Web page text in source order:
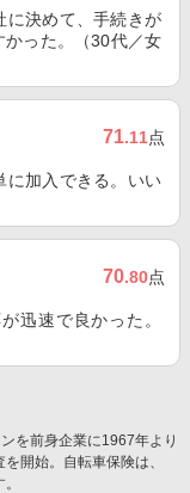
に決めて、手続きが
かった。（30代／女
71.11点
に加入できる。いい
70.80点
迅速で良かった。
を前身企業に1967年より
開始。自転車保険は、